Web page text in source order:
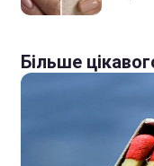
Більше